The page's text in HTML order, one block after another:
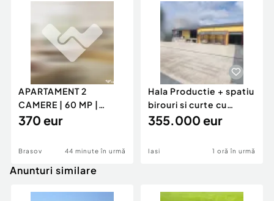
APARTAMENT 2
CAMERE | 60 MP |
GENERAL MOCIULSCHI
370 eur
Brasov 44 minute în urmă
Hala Productie + spatiu
birouri si curte cu
acces TIR - Danc
355.000 eur
Iasi 1 oră în urmă
Anunturi similare